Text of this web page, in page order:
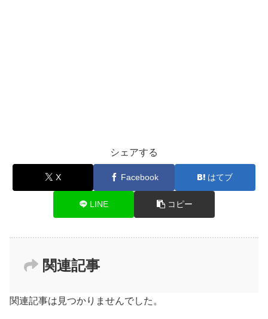
シェアする
X Facebook はてブ
LINE コピー
関連記事
関連記事は見つかりませんでした。